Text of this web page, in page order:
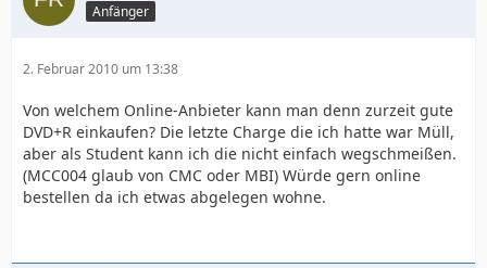
Anfänger
2. Februar 2010 um 13:38
Von welchem Online-Anbieter kann man denn zurzeit gute
DVD+R einkaufen? Die letzte Charge die ich hatte war Müll,
aber als Student kann ich die nicht einfach wegschmeißen.
(MCC004 glaub von CMC oder MBI) Würde gern online
bestellen da ich etwas abgelegen wohne.